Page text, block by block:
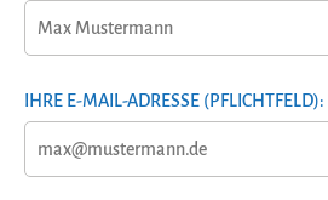
IHRE E-MAIL-ADRESSE (PFLICHTFELD):